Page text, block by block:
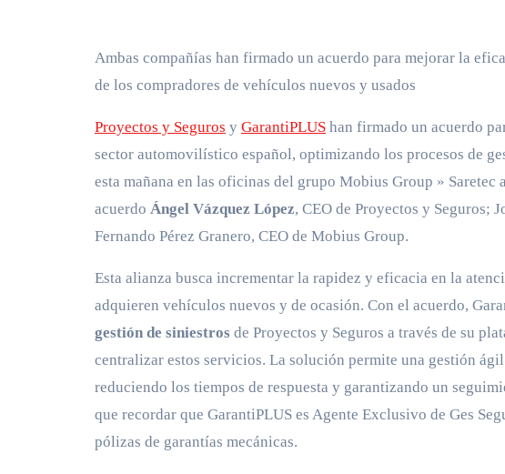
Ambas compañías han firmado un acuerdo para mejorar la eficacia y rapidez en la atención, mejorando la experiencia
de los compradores de vehículos nuevos y usados
Proyectos y Seguros y GarantiPLUS han firmado un acuerdo
sector automovilístico español, optimizando los procesos de
esta mañana en las oficinas del grupo Mobius Group »
acuerdo Ángel Vázquez López, CEO de Proyectos y Seguros;
Fernando Pérez Granero, CEO de Mobius Group.
Esta alianza busca incrementar la rapidez y eficacia en la
adquieren vehículos nuevos y de ocasión. Con el acuerdo,
gestión de siniestros de Proyectos y Seguros a través de su
centralizar estos servicios. La solución permite una gestión
reduciendo los tiempos de respuesta y garantizando un
que recordar que GarantiPLUS es Agente Exclusivo de Ges
pólizas de garantías mecánicas.